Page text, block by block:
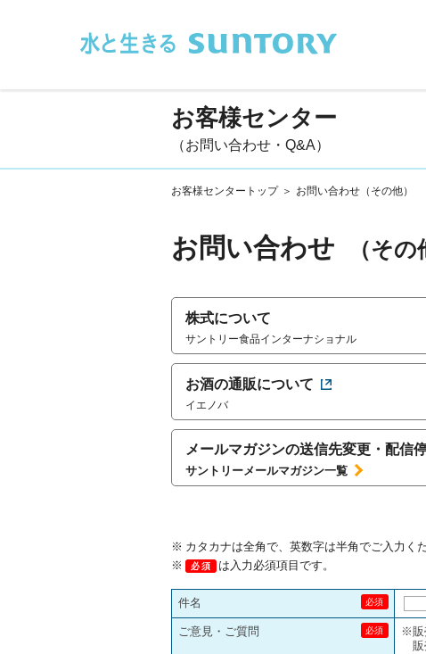
お客様センター
（お問い合わせ・Q&A）
お客様センタートップ ＞ お問い合わせ（その他）
お問い合わせ （その
株式について
サントリー食品インターナショナル
お酒の通販について
イエノバ
メールマガジンの送信先変更・配信
サントリーメールマガジン一覧
カタカナは全角で、英数字は半角でご入力くだ
必須 は入力必須項目です。
件名
ご意見・ご質問
※販